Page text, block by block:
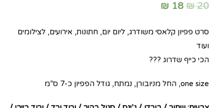
20
₪
18
₪
סרט פפיון קלאסי משודרג, ליום יום, חתונות, אירועים, לצילומים
ועוד
הכי כייף שדרוג ???
one size, החל מניובורן, נמתח, גודל הפפיון כ-7 ס”מ